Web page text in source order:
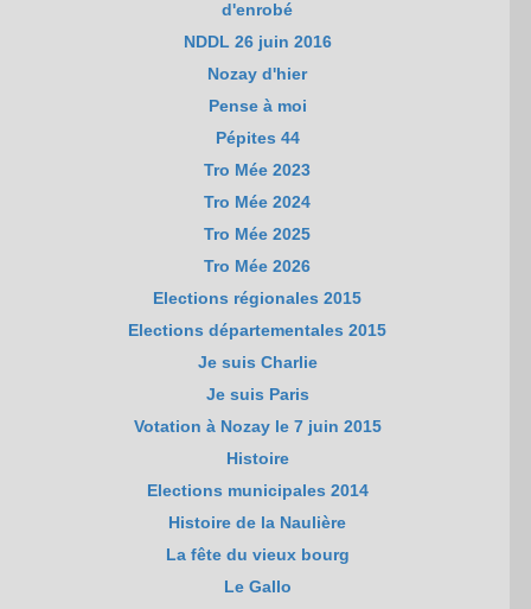
d'enrobé
NDDL 26 juin 2016
Nozay d'hier
Pense à moi
Pépites 44
Tro Mée 2023
Tro Mée 2024
Tro Mée 2025
Tro Mée 2026
Elections régionales 2015
Elections départementales 2015
Je suis Charlie
Je suis Paris
Votation à Nozay le 7 juin 2015
Histoire
Elections municipales 2014
Histoire de la Naulière
La fête du vieux bourg
Le Gallo